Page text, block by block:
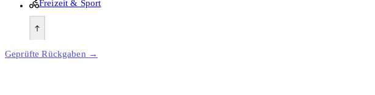
Freizeit & Sport
Geprüfte Rückgaben →